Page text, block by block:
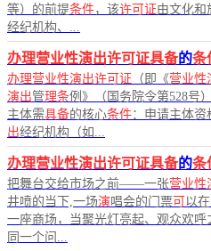
等）的前提条件，该许可证由文化和
经纪机构、...
办理营业性演出许可证具备的条
办理营业性演出许可证 （即《营业性
演出管理条例》（国务院令第528号
主体需具备的核心条件：申请主体资
出经纪机构（如...
办理营业性演出许可证具备的条
把舞台交给市场之前——一张营业性
井喷的当下,一场演唱会的门票可 以
一座商场，当聚光灯亮起、观众欢呼
同一个问...